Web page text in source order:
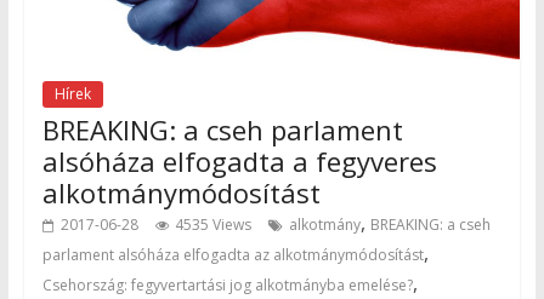
Hírek
BREAKING: a cseh parlament
alsóháza elfogadta a fegyveres
alkotmánymódosítást
2017-06-28 4535 Views alkotmány, BREAKING: a cseh
parlament alsóháza elfogadta az alkotmánymódosítást,
Csehország: fegyvertartási jog alkotmányba emelése?,